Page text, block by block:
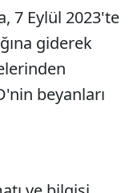
7 Eylül 2023'te
giderek
beyanları